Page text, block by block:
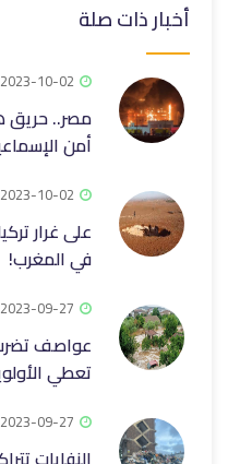
أخبار ذات صلة
2023-10-02
مصر.. حريق
أمن
2023-10-02
على غرار
في المغرب!
2023-09-27
عواصف
تعطي
2023-09-27